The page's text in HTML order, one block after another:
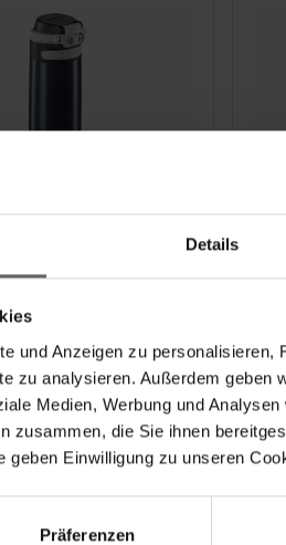
Details
und Anzeigen zu
zu analysieren. Außerdem geben
Medien, Werbung und
zusammen, die Sie ihnen
geben Einwilligung zu unseren
Präferenzen
Flip de 600 ml
(101)